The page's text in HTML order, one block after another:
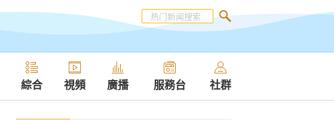
綜合 視頻 廣播 服務台 社群